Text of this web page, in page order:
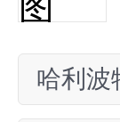
哈利波